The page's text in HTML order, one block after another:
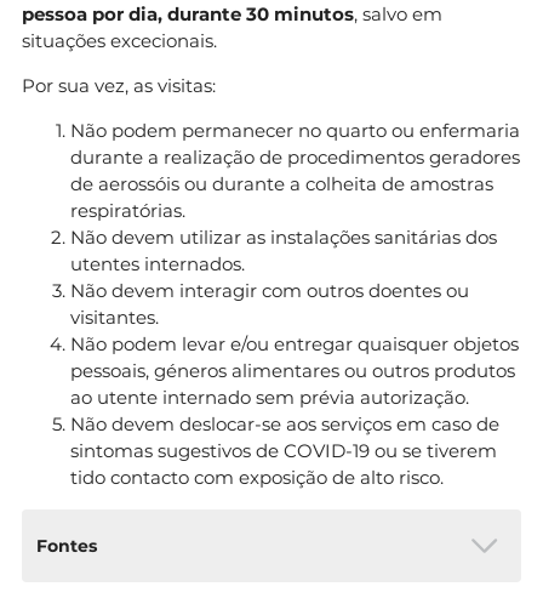
pessoa por dia, durante 30 minutos, salvo em
situações excecionais.
Por sua vez, as visitas:
Não podem permanecer no quarto ou enfermaria
durante a realização de procedimentos geradores
de aerossóis ou durante a colheita de amostras
respiratórias.
Não devem utilizar as instalações sanitárias dos
utentes internados.
Não devem interagir com outros doentes ou
visitantes.
Não podem levar e/ou entregar quaisquer objetos
pessoais, géneros alimentares ou outros produtos
ao utente internado sem prévia autorização.
Não devem deslocar-se aos serviços em caso de
sintomas sugestivos de COVID-19 ou se tiverem
tido contacto com exposição de alto risco.
Fontes